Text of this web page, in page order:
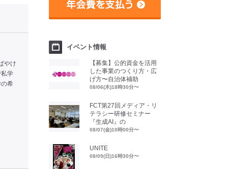
やけ
学
希
イベント情報
【募集】公的資金を活用
した事業のつくり方・広
げ方〜自治体補助
08/06(木)18時30分〜
FCT第27回メディア・リ
テラシー研修セミナー
『生成AI』の
08/07(金)10時00分〜
UNITE
08/09(日)16時30分〜